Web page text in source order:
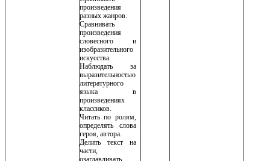
произведения
разных жанров.
Сравнивать
произведения
словесного и
изобразительного
искусства.
Наблюдать за
выразительностью
литературного
языка в
произведениях
классиков.
Читать по ролям,
определять слова
героя, автора.
Делить текст на
части,
озаглавливать,